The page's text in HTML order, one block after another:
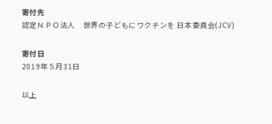
寄付先
認定ＮＰＯ法人 世界の子どもにワクチンを 日本委員会(JCV)
寄付日
2019年５月31日
以上